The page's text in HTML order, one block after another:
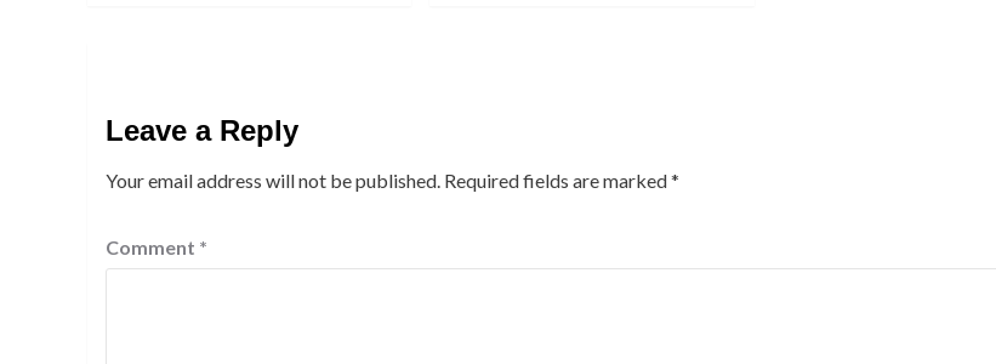
Leave a Reply
Your email address will not be published. Required fields are marked*
Comment *